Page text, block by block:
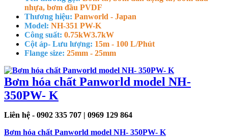
nhựa, bơm đầu PVDF
Thương hiệu: Panworld - Japan
Model: NH-351 PW-K
Công suất: 0.75kW3.7kW
Cột áp- Lưu lượng: 15m - 100 L/Phút
Flange size: 25mm - 25mm
Bơm hóa chất Panworld model NH-
350PW- K
Liên hệ - 0902 335 707 | 0969 129 864
Bơm hóa chất Panworld model NH- 350PW- K